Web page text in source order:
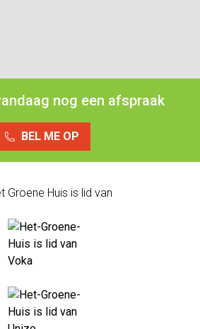
nog een afspraak
BEL ME OP
Groene Huis is lid van